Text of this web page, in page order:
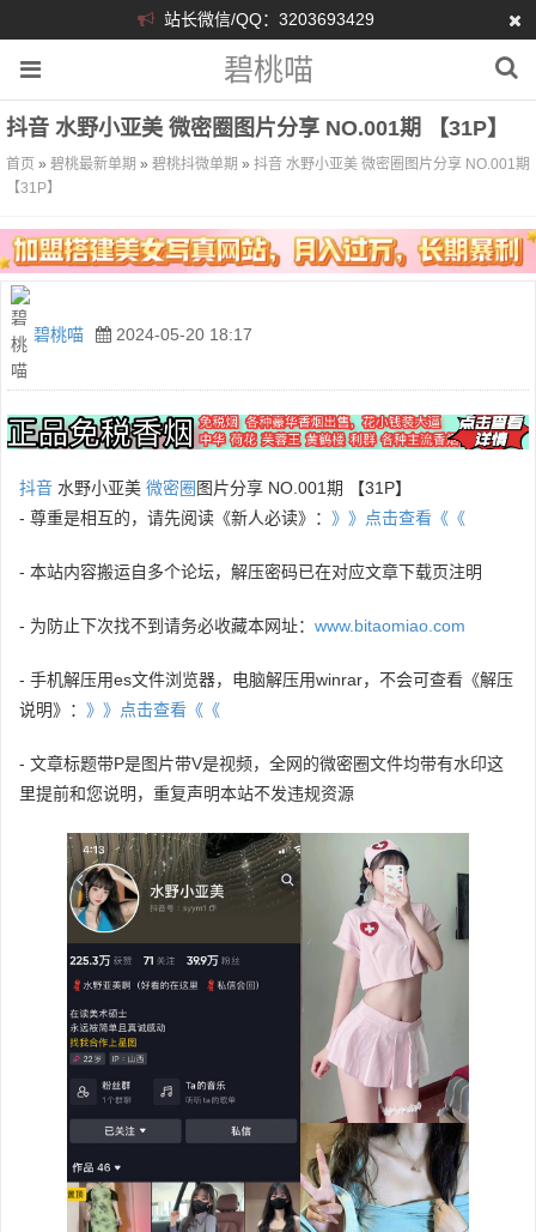
站长微信/QQ：3203693429
碧桃喵
抖音 水野小亚美 微密圈图片分享 NO.001期 【31P】
首页 » 碧桃最新单期 » 碧桃抖微单期 » 抖音 水野小亚美 微密圈图片分享 NO.001期
【31P】
碧桃喵 2024-05-20 18:17
抖音 水野小亚美 微密圈 图片分享 NO.001期 【31P】
- 尊重是相互的，请先阅读《新人必读》： 》》点击查看《《
- 本站内容搬运自多个论坛，解压密码已在对应文章下载页注明
- 为防止下次找不到请务必收藏本网址： www.bitaomiao.com
- 手机解压用es文件浏览器，电脑解压用winrar，不会可查看《解压
说明》： 》》点击查看《《
- 文章标题带P是图片带V是视频，全网的微密圈文件均带有水印这
里提前和您说明，重复声明本站不发违规资源